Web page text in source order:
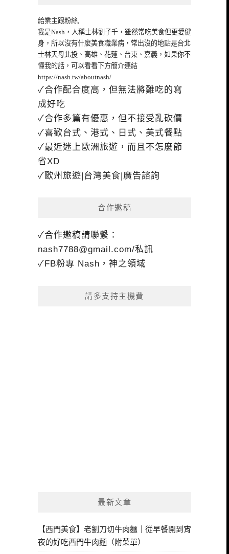
給業主跟粉絲,
我是Nash，人稱士林劉子千，雖然常吃美食但更愛健
身，所以沒有什麼美食職業病，常出沒的地點是台北
士林天母北投、高雄、花蓮、台東、嘉義，如果你不
懂我的話，可以看看下方簡介連結
https://nash.tw/aboutnash/
✓合作配合度高，但無法將難吃的寫
成好吃
✓合作多篇有優惠，但不接受亂砍價
✓喜歡台式、港式、日式、美式餐點
✓最近迷上歐洲旅遊，而且不怎麼節
省XD
✓歐州旅遊|台灣美食|廣告諮詢
合作邀稿
✓合作邀稿請聯繫：
nash7788@gmail.com/私訊
✓FB粉專 Nash，神之領域
請多支持主機費
最新文章
【西門美食】老劉刀切牛肉麵｜從早餐開到宵
夜的好吃西門牛肉麵（附菜單）